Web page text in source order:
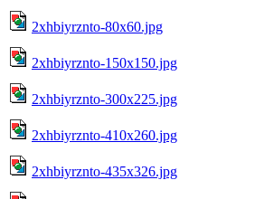
2xhbiyrznto-80x60.jpg
2xhbiyrznto-150x150.jpg
2xhbiyrznto-300x225.jpg
2xhbiyrznto-410x260.jpg
2xhbiyrznto-435x326.jpg